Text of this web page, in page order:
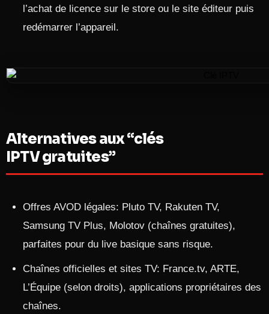
l’achat de licence sur le store ou le site éditeur puis
redémarrer l’appareil.
Alternatives aux “clés
IPTV gratuites”
Offres AVOD légales: Pluto TV, Rakuten TV,
Samsung TV Plus, Molotov (chaînes gratuites),
parfaites pour du live basique sans risque.
Chaînes officielles et sites TV: France.tv, ARTE,
L’Équipe (selon droits), applications propriétaires des
chaînes.